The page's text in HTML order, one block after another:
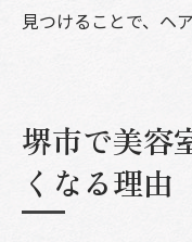
見つけることで、ヘ
堺市で美容
くなる理由